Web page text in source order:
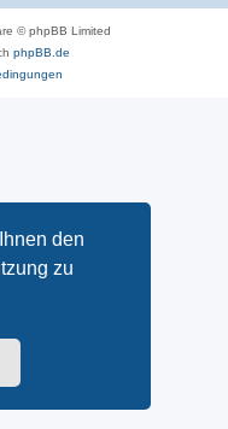
den
zu
© phpBB Limited
phpBB.de